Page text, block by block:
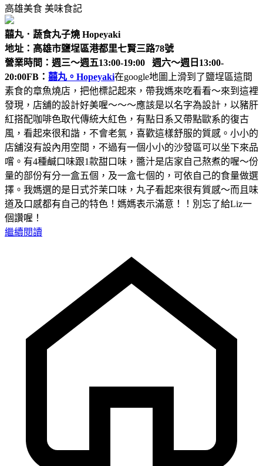
高雄美食 美味食記
囍丸．蔬食丸子燒 Hopeyaki
地址：高雄市鹽埕區港都里七賢三路78號
營業時間：週三～週五13:00-19:00 週六～週日13:00-
20:00FB： 囍丸。Hopeyaki在google地圖上滑到了鹽埕區這間
素食的章魚燒店，把他標記起來，帶我媽來吃看看～來到這裡
發現，店舖的設計好美喔～～～應該是以名字為設計，以豬肝
紅搭配咖啡色取代傳統大紅色，有點日系又帶點歐系的復古
風，看起來很和諧，不會老氣，喜歡這樣舒服的質感。小小的
店舖沒有設內用空間，不過有一個小小的沙發區可以坐下來品
嚐。有4種鹹口味跟1款甜口味，醬汁是店家自己熬煮的喔～份
量的部份有分一盒五個，及一盒七個的，可依自己的食量做選
擇。我媽選的是日式芥茉口味，丸子看起來很有質感～而且味
道及口感都有自己的特色！媽媽表示滿意！！別忘了給Liz一
個讚喔！
繼續閱讀